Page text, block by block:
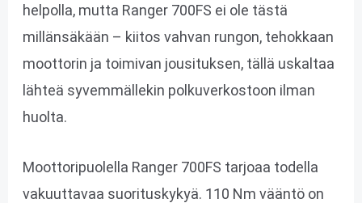
helpolla, mutta Ranger 700FS ei ole tästä
millänsäkään – kiitos vahvan rungon, tehokkaan
moottorin ja toimivan jousituksen, tällä uskaltaa
lähteä syvemmällekin polkuverkostoon ilman
huolta.
Moottoripuolella Ranger 700FS tarjoaa todella
vakuuttavaa suorituskykyä. 110 Nm vääntö on